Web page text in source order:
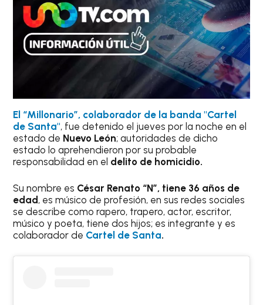
El “Millonario”, colaborador de la banda "Cartel
de Santa", fue detenido el jueves por la noche en el
estado de Nuevo León; autoridades de dicho
estado lo aprehendieron por su probable
responsabilidad en el delito de homicidio.
Su nombre es César Renato “N”, tiene 36 años de
edad , es músico de profesión, en sus redes sociales
se describe como rapero, trapero, actor, escritor,
músico y poeta, tiene dos hijos; es integrante y es
colaborador de Cartel de Santa.